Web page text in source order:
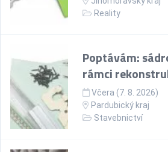
Reality
Poptávám:
rámci
Včera (7. 8. 2026)
Pardubický kraj
Stavebnictví